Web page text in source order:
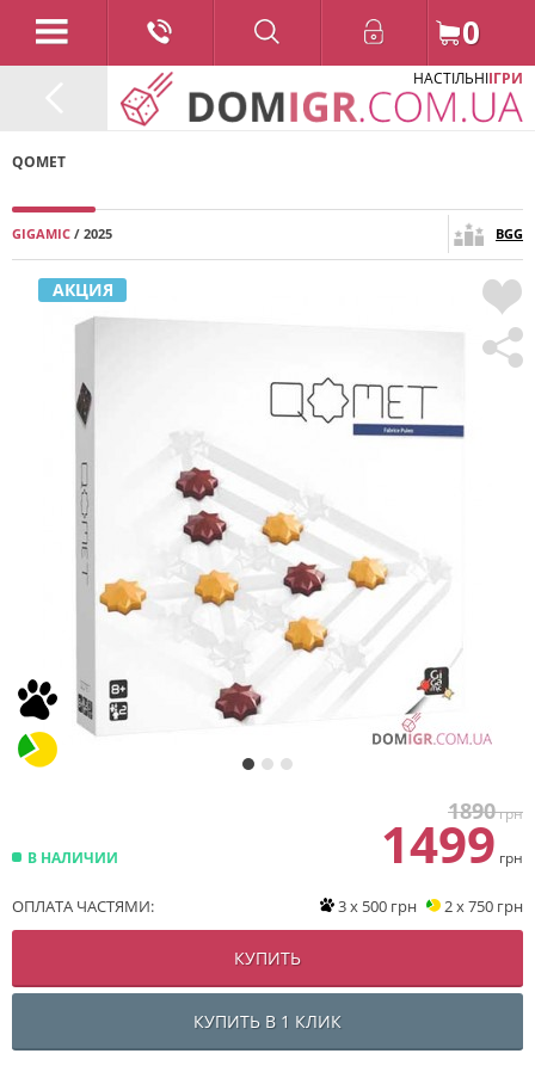
0
НАСТІЛЬНІІГРИ
QOMET
GIGAMIC / 2025 BGG
АКЦИЯ
В НАЛИЧИИ
1890грн
1499 грн
ОПЛАТА ЧАСТЯМИ: 3 x 500 грн 2 x 750 грн
КУПИТЬ
КУПИТЬ В 1 КЛИК